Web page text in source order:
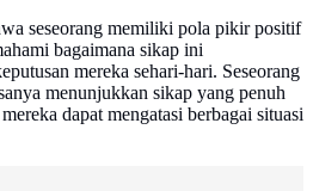
seseorang memiliki pola pikir positif
bagaimana sikap ini
mereka sehari-hari. Seseorang
menunjukkan sikap yang penuh
dapat mengatasi berbagai situasi